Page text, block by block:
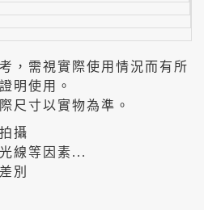
，需視實際使用情況而有所
明使用。
尺寸以實物為準。
攝
線等因素...
別